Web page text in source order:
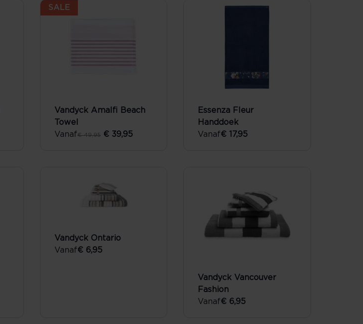
SALE
Vandyck Amalfi Beach
Towel
Vanaf€ 49,95 € 39,95
Essenza Fleur
Handdoek
Vanaf€ 17,95
Vandyck Ontario
Vanaf€ 6,95
Vandyck Vancouver
Fashion
Vanaf€ 6,95